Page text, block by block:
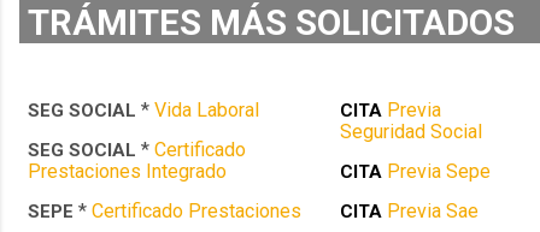
TRÁMITES MÁS SOLICITADOS
SEG SOCIAL *Vida Laboral
SEG SOCIAL *Certificado
Prestaciones Integrado
SEPE *Certificado Prestaciones
CITA Previa
Seguridad Social
CITA Previa Sepe
CITA Previa Sae